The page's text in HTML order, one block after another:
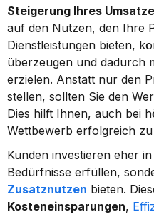
Steigerung Ihres
auf den Nutzen, den Ihre
Dienstleistungen bieten,
überzeugen und dadurch
erzielen. Anstatt nur den
stellen, sollten Sie den
Dies hilft Ihnen, auch bei
Wettbewerb erfolgreich
Kunden investieren eher
Zusatznutzen
Kosteneinsparungen,